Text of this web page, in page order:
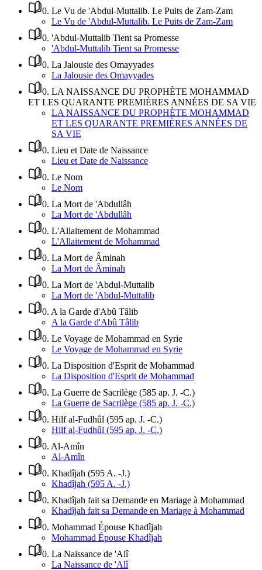
0. Le Vu de 'Abdul-Muttalib. Le Puits de Zam-Zam
Le Vu de 'Abdul-Muttalib. Le Puits de Zam-Zam
0. 'Abdul-Muttalib Tient sa Promesse
'Abdul-Muttalib Tient sa Promesse
0. La Jalousie des Omayyades
La Jalousie des Omayyades
0. LA NAISSANCE DU PROPHÈTE MOHAMMAD
ET LES QUARANTE PREMIÈRES ANNÉES DE SA VIE
LA NAISSANCE DU PROPHÈTE MOHAMMAD
ET LES QUARANTE PREMIÈRES ANNÉES DE
SA VIE
0. Lieu et Date de Naissance
Lieu et Date de Naissance
0. Le Nom
Le Nom
0. La Mort de 'Abdullâh
La Mort de 'Abdullâh
0. L'Allaitement de Mohammad
L'Allaitement de Mohammad
0. La Mort de Âminah
La Mort de Âminah
0. La Mort de 'Abdul-Muttalib
La Mort de 'Abdul-Muttalib
0. A la Garde d'Abû Tâlib
A la Garde d'Abû Tâlib
0. Le Voyage de Mohammad en Syrie
Le Voyage de Mohammad en Syrie
0. La Disposition d'Esprit de Mohammad
La Disposition d'Esprit de Mohammad
0. La Guerre de Sacrilège (585 ap. J. -C.)
La Guerre de Sacrilège (585 ap. J. -C.)
0. Hilf al-Fudhûl (595 ap. J. -C.)
Hilf al-Fudhûl (595 ap. J. -C.)
0. Al-Amîn
Al-Amîn
0. Khadîjah (595 A. -J.)
Khadîjah (595 A. -J.)
0. Khadîjah fait sa Demande en Mariage à Mohammad
Khadîjah fait sa Demande en Mariage à Mohammad
0. Mohammad Épouse Khadîjah
Mohammad Épouse Khadîjah
0. La Naissance de 'Alî
La Naissance de 'Alî